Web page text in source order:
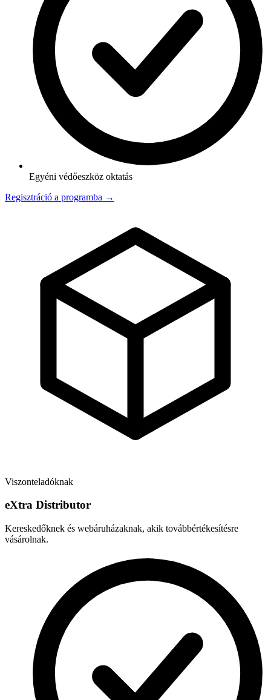
Egyéni védőeszköz oktatás
Regisztráció a programba →
Viszonteladóknak
eXtra Distributor
Kereskedőknek és webáruházaknak, akik továbbértékesítésre
vásárolnak.